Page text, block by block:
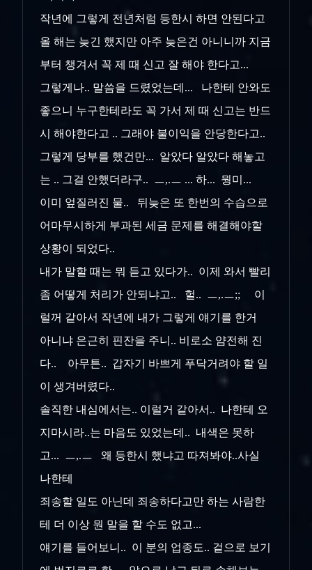
작년에 그렇게 전년처럼 등한시 하면 안된다고
올 해는 늦긴 했지만 아주 늦은건 아니니까 지금
부터 챙겨서 꼭 제 때 신고 잘 해야 한다고...
그렇게나.. 말씀을 드렸었는데... 나한테 안와도
좋으니 누구한테라도 꼭 가서 제 때 신고는 반드
시 해야한다고 .. 그래야 불이익을 안당한다고..
그렇게 당부를 했건만... 알았다 알았다 해놓고
는 .. 그걸 안했더라구.. ㅡ,.ㅡ ... 하... 뭥미...
이미 엎질러진 물.. 뒤늦은 또 한번의 수습으로
어마무시하게 부과된 세금 문제를 해결해야할
상황이 되었다..
내가 말할 때는 뭐 듣고 있다가.. 이제 와서 빨리
좀 어떻게 처리가 안되냐고.. 헐.. ㅡ,.ㅡ;; 이
럴꺼 같아서 작년에 내가 그렇게 얘기를 한거
아니냐 은근히 핀잔을 주니.. 비로소 얌전해 진
다.. 아무튼.. 갑자기 바쁘게 푸닥거려야 할 일
이 생겨버렸다..
솔직한 내심에서는.. 이럴거 같아서.. 나한테 오
지마시라..는 마음도 있었는데.. 내색은 못하
고... ㅡ,.ㅡ 왜 등한시 했냐고 따져봐야..사실
나한테
죄송할 일도 아닌데 죄송하다고만 하는 사람한
테 더 이상 뭔 말을 할 수도 없고...
얘기를 들어보니.. 이 분의 업종도.. 겉으로 보기